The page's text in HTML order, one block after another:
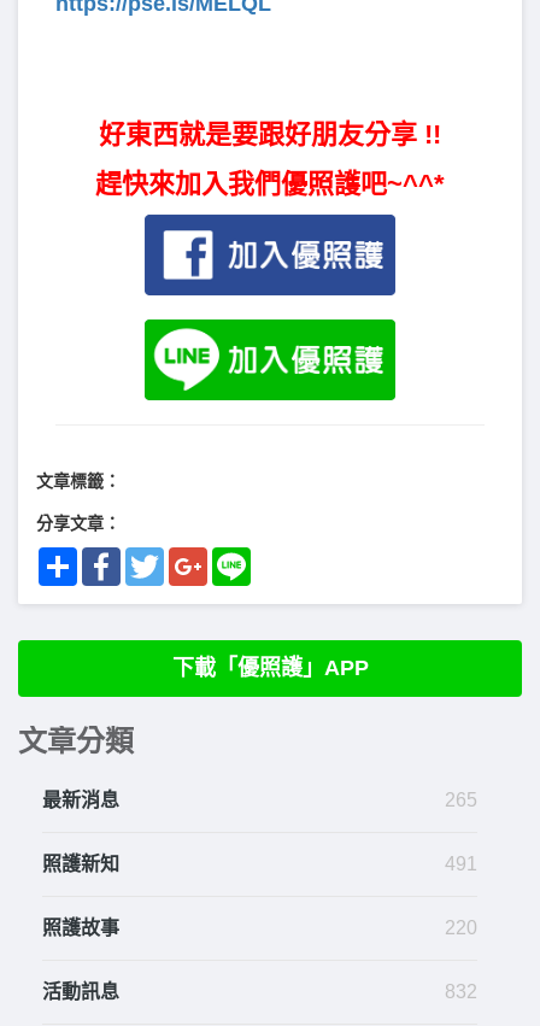
好東西就是要跟好朋友分享 !!
趕快來加入我們優照護吧~^^*
文章標籤：
分享文章：
Share FacebookTwitterGoogle+
下載「優照護」APP
文章分類
最新消息 265
照護新知 491
照護故事 220
活動訊息 832